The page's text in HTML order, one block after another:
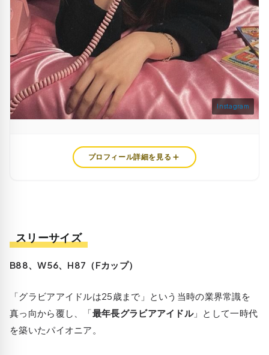
Instagram
プロフィール詳細を見る
スリーサイズ
B88、W56、H87（Fカップ）
「グラビアアイドルは25歳まで」という当時の業界常識を
真っ向から覆し、「最年長グラビアアイドル」として一時代
を築いたパイオニア。